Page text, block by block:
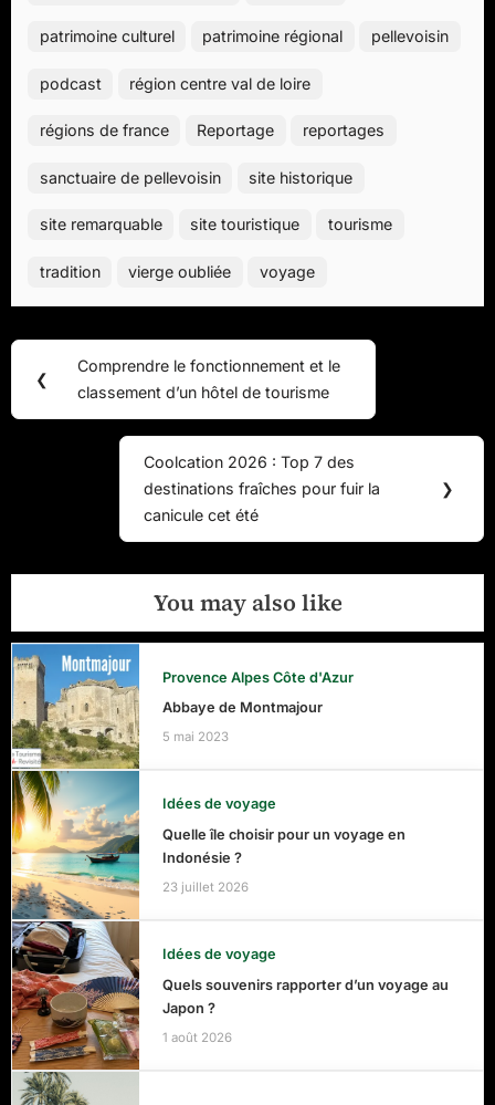
patrimoine culturel patrimoine régional pellevoisin
podcast région centre val de loire
régions de france Reportage reportages
sanctuaire de pellevoisin site historique
site remarquable site touristique tourisme
tradition vierge oubliée voyage
Navigation
de
❮
Previous
Post:
Comprendre le fonctionnement et le
classement d’un hôtel de tourisme
Next
Post:
Coolcation 2026 : Top 7 des
destinations fraîches pour fuir la
canicule cet été
❯
You may also like
Provence Alpes Côte d'Azur
Abbaye de Montmajour
5 mai 2023
Idées de voyage
Quelle île choisir pour un voyage en
Indonésie ?
23 juillet 2026
Idées de voyage
Quels souvenirs rapporter d’un voyage au
Japon ?
1 août 2026